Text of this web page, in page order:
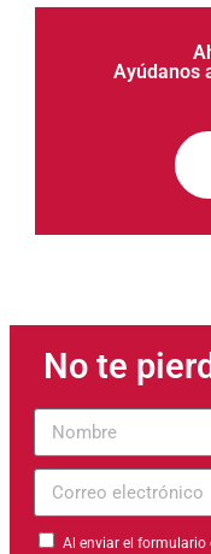
Ayúdanos
No te
Al enviar el formulario